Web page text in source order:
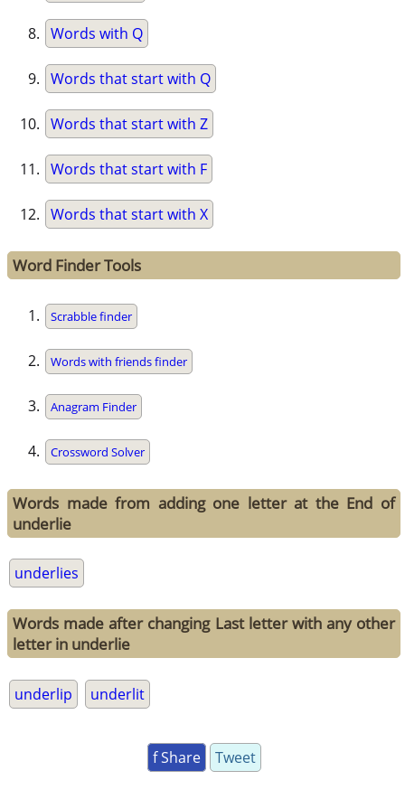
Words with Q
Words that start with Q
Words that start with Z
Words that start with F
Words that start with X
Word Finder Tools
Scrabble finder
Words with friends finder
Anagram Finder
Crossword Solver
Words made from adding one letter at the End of
underlie
underlies
Words made after changing Last letter with any other
letter in underlie
underlip underlit
f Share Tweet